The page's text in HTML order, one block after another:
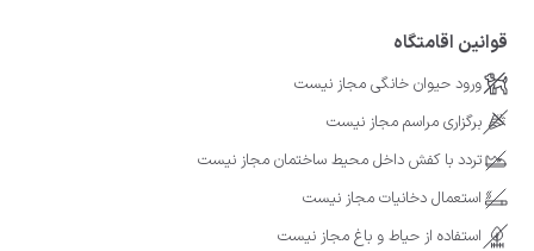
قوانین اقامتگاه
ورود حیوان خانگی مجاز نیست
برگزاری مراسم مجاز نیست
تردد با کفش داخل محیط ساختمان مجاز نیست
استعمال دخانیات مجاز نیست
استفاده از حیاط و باغ مجاز نیست